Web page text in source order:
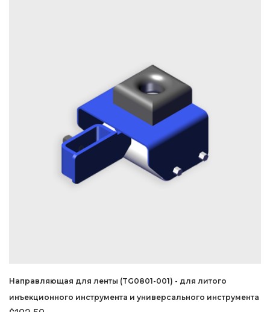
Направляющая для ленты (TG0801-001) - для литого
инъекционного инструмента и универсального инструмента